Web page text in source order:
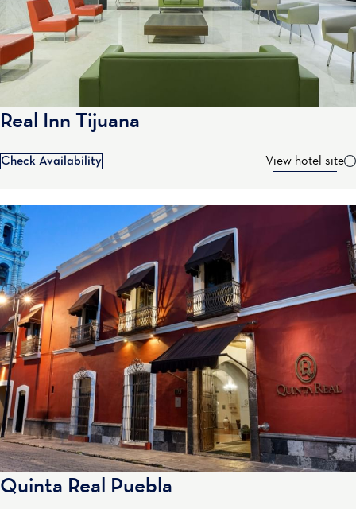
Real Inn Tijuana
Check Availability View hotel site
Quinta Real Puebla